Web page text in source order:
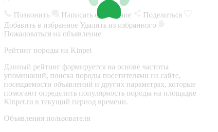
Позвонить Написать сообщение
Поделиться
Добавить в избранное Удалить из избранного
Пожаловаться на объявление
Рейтинг породы на Kinpet
Данный рейтинг формируется на основе частоты
упоминаний, поиска породы посетителями на сайте,
посещаемости объявлений и других параметрах, которые
помогают определить популярность породы на площадке
Kinpet.ru в текущий период времени.
Объявления пользователя